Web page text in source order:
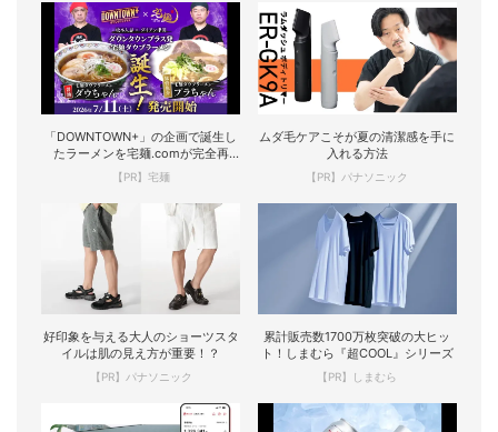
「DOWNTOWN+」の企画で誕生し
たラーメンを宅麺.comが完全再
現！
【PR】宅麺
ムダ毛ケアこそが夏の清潔感を手に
入れる方法
【PR】パナソニック
好印象を与える大人のショーツスタ
イルは肌の見え方が重要！？
【PR】パナソニック
累計販売数1700万枚突破の大ヒッ
ト！しまむら『超COOL』シリーズ
【PR】しまむら